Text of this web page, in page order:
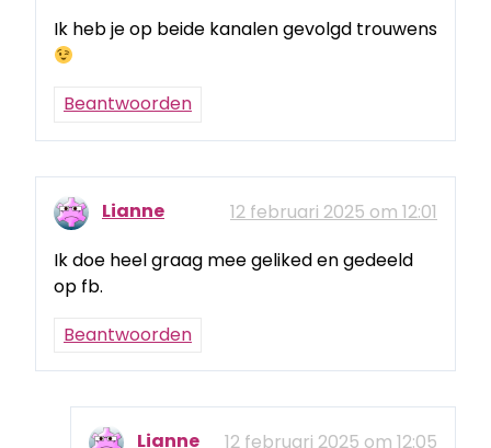
Ik heb je op beide kanalen gevolgd trouwens
Beantwoorden
Lianne
12 februari 2025 om 12:01
Ik doe heel graag mee geliked en gedeeld
op fb.
Beantwoorden
Lianne 12 februari 2025 om 12:05